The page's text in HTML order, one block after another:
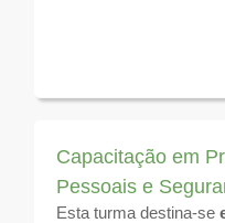
Capacitação em
Pessoais e
Esta turma destina-se